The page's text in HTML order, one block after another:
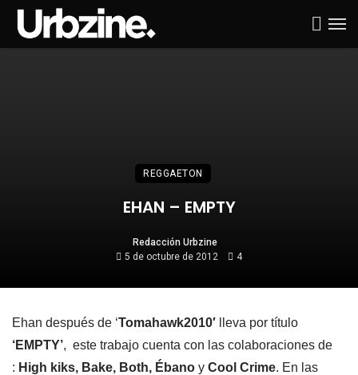
REGGAETON
EHAN – EMPTY
Redacción Urbzine
5 de octubre de 2012
4
Ehan después de ‘Tomahawk2010′ lleva por título
‘EMPTY’, este trabajo cuenta con las colaboraciones de
: High kiks, Bake, Both, Ébano y Cool Crime. En las